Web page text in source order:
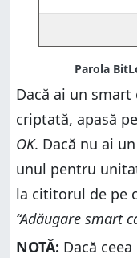
Dacă ai un
criptată, apasă pe
OK. Dacă nu ai
unul pentru
la cititorul de pe
“Adăugare smart
NOTĂ: Dacă